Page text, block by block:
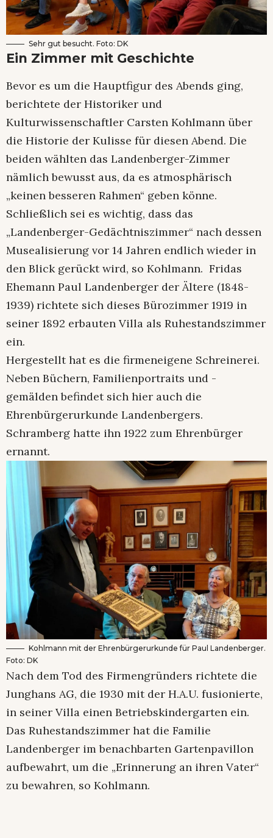
Sehr gut besucht. Foto: DK
Ein Zimmer mit Geschichte
Bevor es um die Hauptfigur des Abends ging,
berichtete der Historiker und
Kulturwissenschaftler Carsten Kohlmann über
die Historie der Kulisse für diesen Abend. Die
beiden wählten das Landenberger-Zimmer
nämlich bewusst aus, da es atmosphärisch
„keinen besseren Rahmen“ geben könne.
Schließlich sei es wichtig, dass das
„Landenberger-Gedächtniszimmer“ nach dessen
Musealisierung vor 14 Jahren endlich wieder in
den Blick gerückt wird, so Kohlmann. Fridas
Ehemann Paul Landenberger der Ältere (1848-
1939) richtete sich dieses Bürozimmer 1919 in
seiner 1892 erbauten Villa als Ruhestandszimmer
ein.
Hergestellt hat es die firmeneigene Schreinerei.
Neben Büchern, Familienportraits und -
gemälden befindet sich hier auch die
Ehrenbürgerurkunde Landenbergers.
Schramberg hatte ihn 1922 zum Ehrenbürger
ernannt.
Kohlmann mit der Ehrenbürgerurkunde für Paul Landenberger.
Foto: DK
Nach dem Tod des Firmengründers richtete die
Junghans AG, die 1930 mit der H.A.U. fusionierte,
in seiner Villa einen Betriebskindergarten ein.
Das Ruhestandszimmer hat die Familie
Landenberger im benachbarten Gartenpavillon
aufbewahrt, um die „Erinnerung an ihren Vater“
zu bewahren, so Kohlmann.